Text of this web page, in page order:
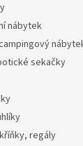
nábytek
sekačky
regály